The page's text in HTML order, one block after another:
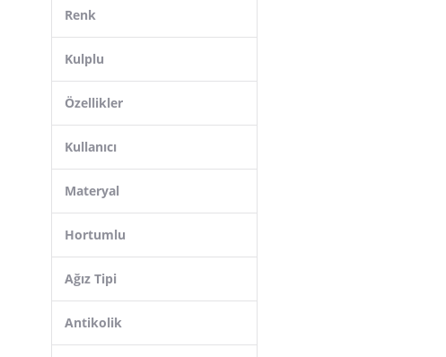
Baby Plus
Mamajoo
Comotomo Türkiye
Mooma
Hanymish
Bambino
Renk
Kulplu
Özellikler
Kullanıcı
Materyal
Hortumlu
Ağız Tipi
Antikolik